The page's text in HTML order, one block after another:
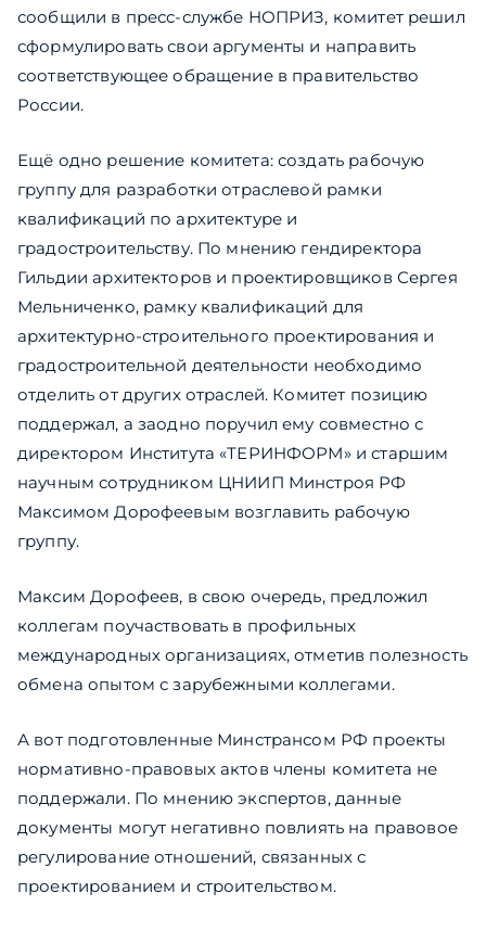
сообщили в пресс-службе НОПРИЗ, комитет решил
сформулировать свои аргументы и направить
соответствующее обращение в правительство
России.
Ещё одно решение комитета: создать рабочую
группу для разработки отраслевой рамки
квалификаций по архитектуре и
градостроительству. По мнению гендиректора
Гильдии архитекторов и проектировщиков Сергея
Мельниченко, рамку квалификаций для
архитектурно-строительного проектирования и
градостроительной деятельности необходимо
отделить от других отраслей. Комитет позицию
поддержал, а заодно поручил ему совместно с
директором Института «ТЕРИНФОРМ» и старшим
научным сотрудником ЦНИИП Минстроя РФ
Максимом Дорофеевым возглавить рабочую
группу.
Максим Дорофеев, в свою очередь, предложил
коллегам поучаствовать в профильных
международных организациях, отметив полезность
обмена опытом с зарубежными коллегами.
А вот подготовленные Минстрансом РФ проекты
нормативно-правовых актов члены комитета не
поддержали. По мнению экспертов, данные
документы могут негативно повлиять на правовое
регулирование отношений, связанных с
проектированием и строительством.